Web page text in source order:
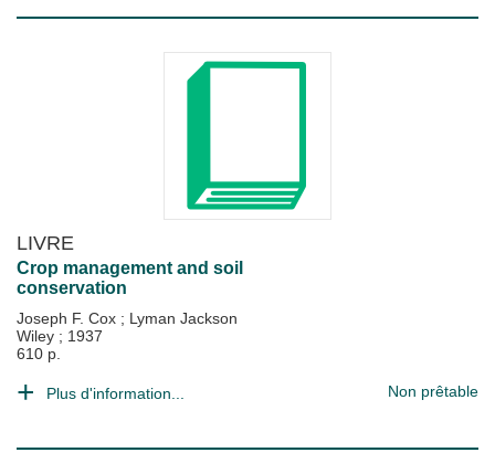
LIVRE
Crop management and soil
conservation
Joseph F. Cox ; Lyman Jackson
Wiley ; 1937
610 p.
Plus d'information... Non prêtable